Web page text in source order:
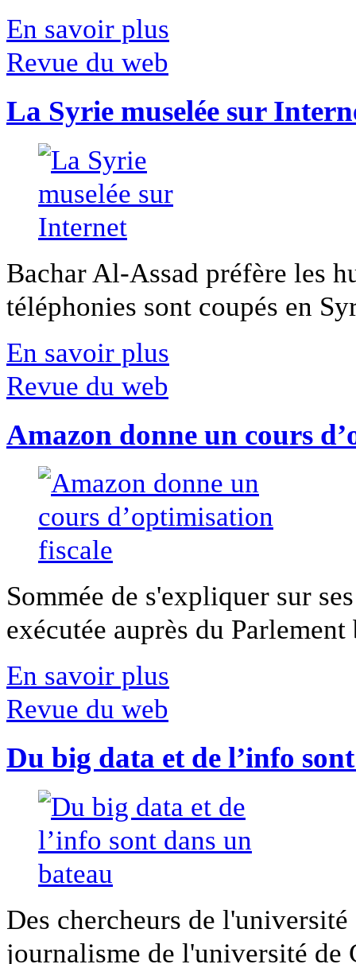
En savoir plus
Revue du web
La Syrie muselée sur
Bachar Al-Assad préfère les
téléphonies sont coupés en
En savoir plus
Revue du web
Amazon donne un cours
Sommée de s'expliquer sur
exécutée auprès du
En savoir plus
Revue du web
Du big data et de l’info
Des chercheurs de
journalisme de l'université